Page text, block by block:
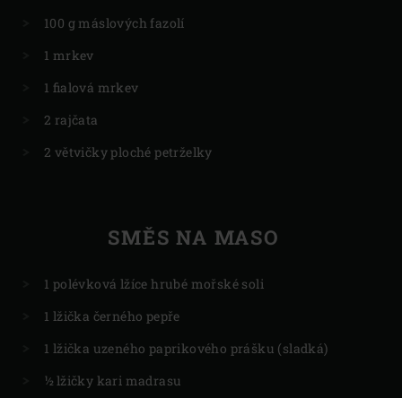
100 g máslových fazolí
1 mrkev
1 fialová mrkev
2 rajčata
2 větvičky ploché petrželky
SMĚS NA MASO
1 polévková lžíce hrubé mořské soli
1 lžička černého pepře
1 lžička uzeného paprikového prášku (sladká)
½ lžičky kari madrasu